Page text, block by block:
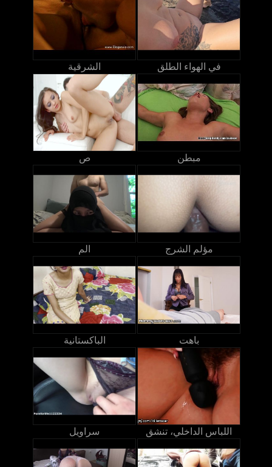
الشرقية في الهواء الطلق
ص مبطن
الم مؤلم الشرج
الباكستانية باهت
سراويل اللباس الداخلي، تنشق